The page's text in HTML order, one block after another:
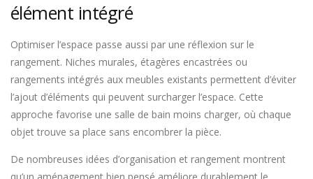
élément intégré
Optimiser l’espace passe aussi par une réflexion sur le
rangement. Niches murales, étagères encastrées ou
rangements intégrés aux meubles existants permettent d’éviter
l’ajout d’éléments qui peuvent surcharger l’espace. Cette
approche favorise une salle de bain moins charger, où chaque
objet trouve sa place sans encombrer la pièce.
De nombreuses idées d’organisation et rangement montrent